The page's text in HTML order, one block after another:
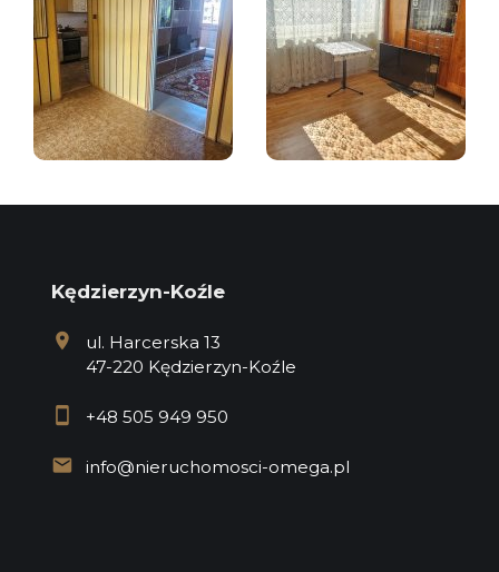
Kędzierzyn-Koźle
ul. Harcerska 13
47-220 Kędzierzyn-Koźle
+48 505 949 950
info@nieruchomosci-omega.pl